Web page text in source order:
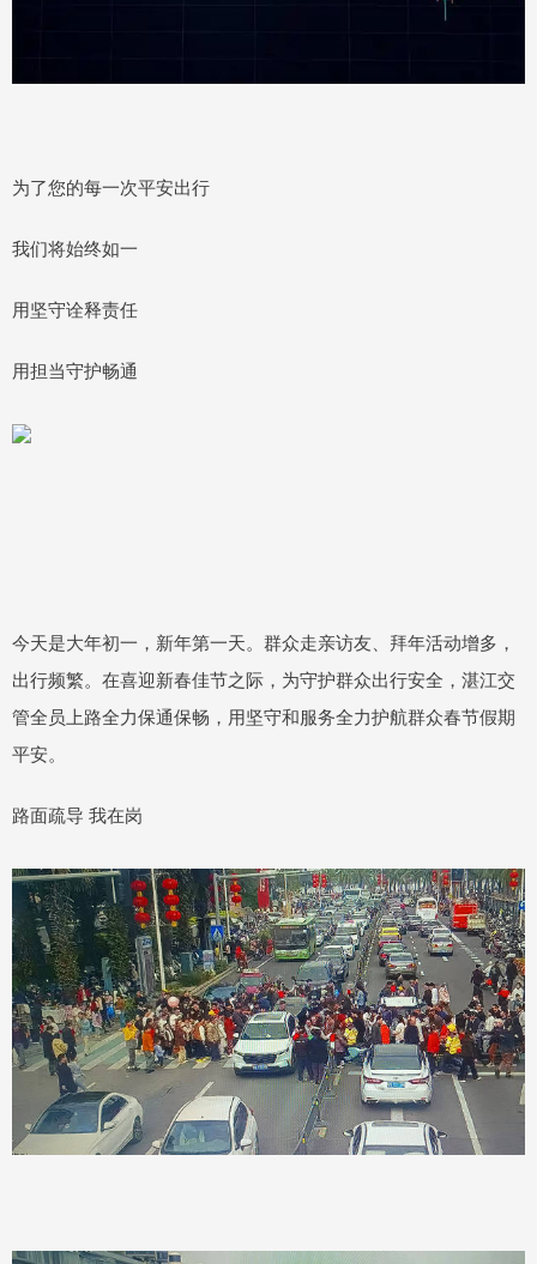
为了您的每一次平安出行
我们将始终如一
用坚守诠释责任
用担当守护畅通
今天是大年初一，新年第一天。群众走亲访友、拜年活动增多，
出行频繁。在喜迎新春佳节之际，为守护群众出行安全，湛江交
管全员上路全力保通保畅，用坚守和服务全力护航群众春节假期
平安。
路面疏导 我在岗